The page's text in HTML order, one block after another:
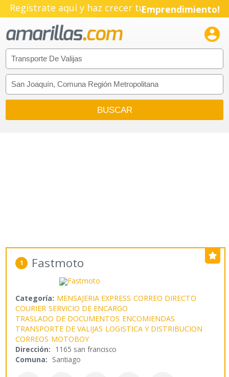
Regístrate aquí y haz crecer tuEmprendimiento!

1 Fastmoto
Categoría: MENSAJERIA EXPRESS CORREO DIRECTO
COURIER SERVICIO DE ENCARGO
TRASLADO DE DOCUMENTOS ENCOMIENDAS
TRANSPORTE DE VALIJAS LOGISTICA Y DISTRIBUCION
CORREOS MOTOBOY
Dirección: 1165 san francisco
Comuna: Santiago